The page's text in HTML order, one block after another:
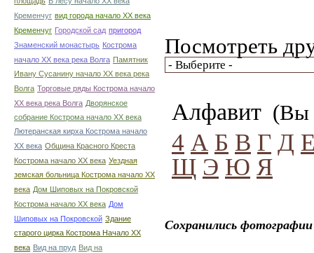
Кременчуг вид города начало ХХ века
Кременчуг Городской сад пригород
Знаменский монастырь Кострома
начало ХХ века река Волга Памятник
Ивану Сусанину начало ХХ века река
Волга Торговые ряды Кострома начало
ХХ века река Волга Дворянское
собрание Кострома начало ХХ века
Лютеранская кирха Кострома начало
ХХ века Община Красного Креста
Кострома начало ХХ века Уездная
земская больница Кострома начало ХХ
века Дом Шиповых на Покровской
Кострома начало ХХ века Дом
Шиповых на Покровской Здание
старого цирка Кострома Начало ХХ
века Вид на пруд Вид на
Посмотреть
Алфавит (Вы
4 А Б В Г Д
Щ Э Ю Я
Сохранились